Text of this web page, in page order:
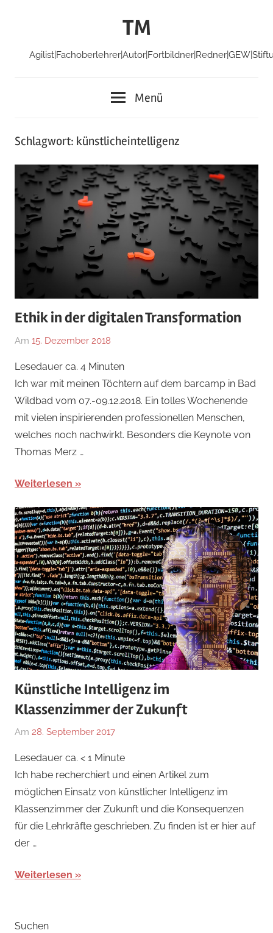
TM
Menü
Schlagwort: künstlicheintelligenz
Ethik in der digitalen Transformation
Am 15. Dezember 2018
mittelbach
Digitales
Ethik,
Lehrende,
Politisches
Lesedauer ca. 4 Minuten
Ich war mit meinen Töchtern auf dem barcamp in Bad
Wildbad vom 07.-09.12.2018. Ein tolles Wochenende
mit vielen inspirierenden professionellen Menschen,
welches noch nachwirkt. Besonders die Keynote von
Thomas Merz …
Weiterlesen
Künstliche Intelligenz im
Klassenzimmer der Zukunft
Am 28. September 2017
mittelbach
Digitales
Lehrende
Politisches
Lesedauer ca. < 1 Minute
Ich habe recherchiert und einen Artikel zum
möglichen Einsatz von künstlicher Intelligenz im
Klassenzimmer der Zukunft und die Konsequenzen
für die Lehrkräfte geschrieben. Zu finden ist er hier auf
der …
Weiterlesen
Suchen